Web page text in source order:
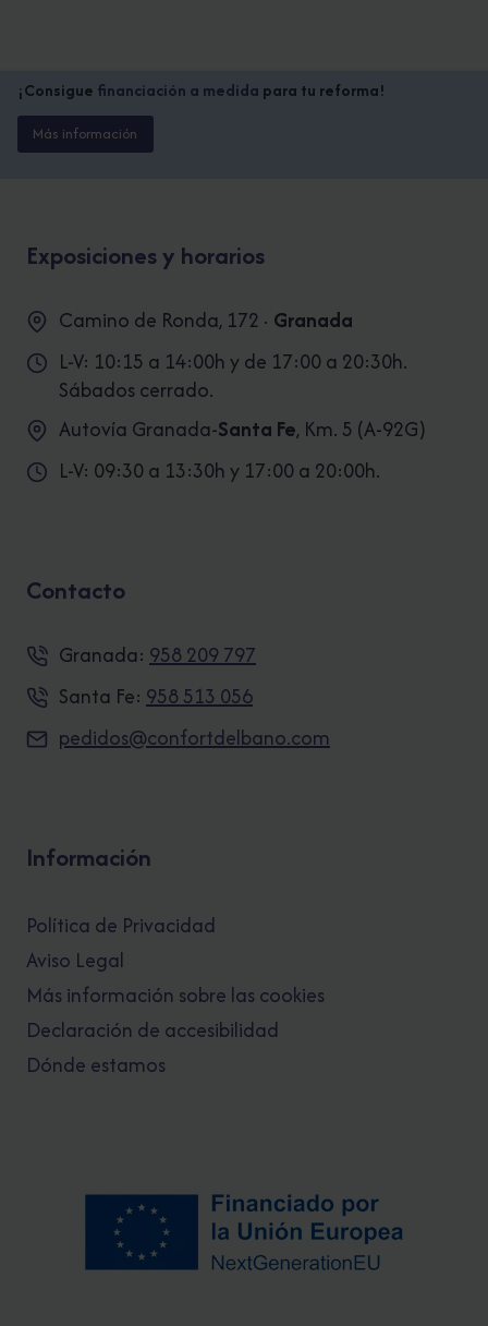
¡Consigue financiación a medida para tu reforma!
Más información
Exposiciones y horarios
Camino de Ronda, 172 · Granada
L-V: 10:15 a 14:00h y de 17:00 a 20:30h.
Sábados cerrado.
Autovía Granada-Santa Fe, Km. 5 (A-92G)
L-V: 09:30 a 13:30h y 17:00 a 20:00h.
Contacto
Granada: 958 209 797
Santa Fe: 958 513 056
pedidos@confortdelbano.com
Información
Política de Privacidad
Aviso Legal
Más información sobre las cookies
Declaración de accesibilidad
Dónde estamos